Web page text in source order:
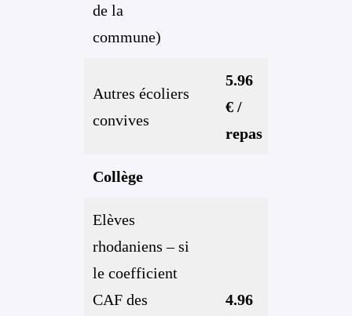
de la
commune)
Autres écoliers
convives
5.96
€ /
repas
Collège
Elèves
rhodaniens – si
le coefficient
CAF des
4.96